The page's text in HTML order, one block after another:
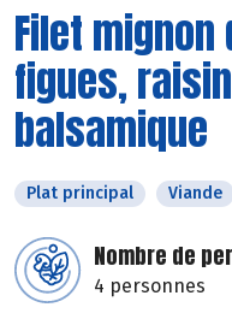
Filet
figues,
balsamique
Plat principal Viande
Nombre de
4 personnes